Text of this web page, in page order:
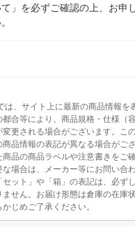
て」を必ずご確認の上、お申
は、サイト上に最新の商品情報を
合等により、商品規格・仕様（
更される場合がございます。こ
品情報の表記が異なる場合がご
品の商品ラベルや注意書きをご
場合は、メーカー等にお問い合
ット」や「箱」の表記は、必ず
せん。お届け形態は倉庫の在庫
じめご了承ください。